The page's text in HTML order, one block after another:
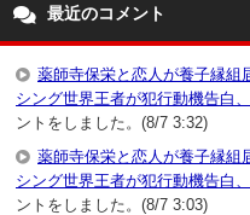
最近のコメント
薬師寺保栄と恋人が養子縁組
シング世界王者が犯行動機告白
ントをしました。(8/7 3:32)
薬師寺保栄と恋人が養子縁組
シング世界王者が犯行動機告白
ントをしました。(8/7 3:03)